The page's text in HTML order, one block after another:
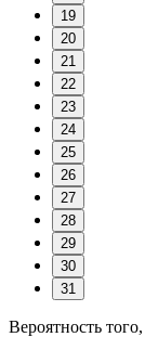
19
20
21
22
23
24
25
26
27
28
29
30
31
Вероятность